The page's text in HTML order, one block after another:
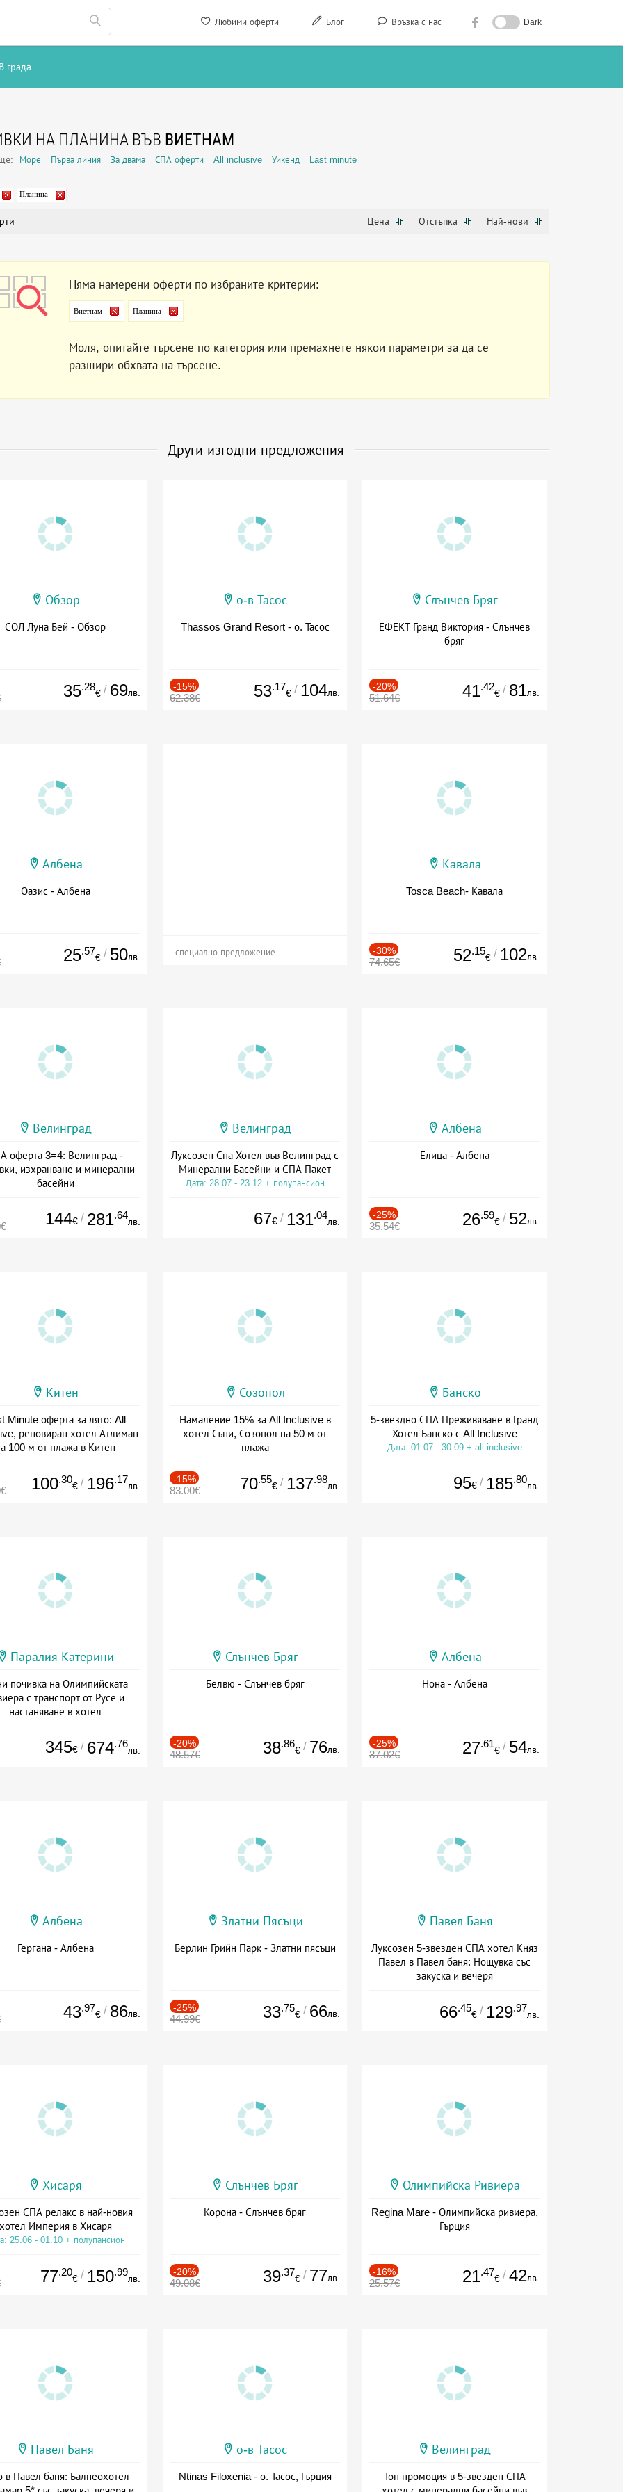
Любими оферти Блог Връзка с нас Dark
В града
НА ПЛАНИНА ВЪВ ВИЕТНАМ
Море Първа линия За двама СПА оферти All inclusive Уикенд Last minute
Планина
Цена Отстъпка Най-нови
Няма намерени оферти по избраните критерии:
Виетнам Планина
Моля, опитайте търсене по категория или премахнете някои параметри за да се
разшири обхвата на търсене.
Други изгодни предложения
Обзор
СОЛ Луна Бей - Обзор
35.28
€ / 69лв.
о-в Тасос
Thassos Grand Resort - о. Тасос
-15%
62.38€ 53.17
€ / 104лв.
Слънчев Бряг
ЕФЕКТ Гранд Виктория - Слънчев
бряг
-20%
51.64€ 41.42
€ / 81лв.
Албена
Оазис - Албена
25.57
€ / 50лв. специално предложение
Кавала
Tosca Beach- Кавала
-30%
74.65€ 52.15
€ / 102лв.
Велинград
оферта 3=4: Велинград -
изхранване и минерални
басейни
144€ / 281.64
лв.
Велинград
Луксозен Спа Хотел във Велинград с
Минерални Басейни и СПА Пакет
Дата: 28.07 - 23.12 + полупансион
67€ / 131.04
лв.
Албена
Елица - Албена
-25%
35.54€ 26.59
€ / 52лв.
Китен
Minute оферта за лято: All
реновиран хотел Атлиман
100 м от плажа в Китен
100.30
€ / 196.17
лв.
Созопол
Намаление 15% за All Inclusive в
хотел Съни, Созопол на 50 м от
плажа
-15%
83.00€ 70.55
€ / 137.98
лв.
Банско
5-звездно СПА Преживяване в Гранд
Хотел Банско с All Inclusive
Дата: 01.07 - 30.09 + all inclusive
95€ / 185.80
лв.
Паралия Катерини
почивка на Олимпийската
с транспорт от Русе и
настаняване в хотел
345€ / 674.76
лв.
Слънчев Бряг
Белвю - Слънчев бряг
-20%
48.57€ 38.86
€ / 76лв.
Албена
Нона - Албена
-25%
37.02€ 27.61
€ / 54лв.
Албена
Гергана - Албена
43.97
€ / 86лв.
Златни Пясъци
Берлин Грийн Парк - Златни пясъци
-25%
44.99€ 33.75
€ / 66лв.
Павел Баня
Луксозен 5-звезден СПА хотел Княз
Павел в Павел баня: Нощувка със
закуска и вечеря
66.45
€ / 129.97
лв.
Хисаря
СПА релакс в най-новия
хотел Империя в Хисаря
25.06 - 01.10 + полупансион
77.20
€ / 150.99
лв.
Слънчев Бряг
Корона - Слънчев бряг
-20%
49.08€ 39.37
€ / 77лв.
Олимпийска Ривиера
Regina Mare - Олимпийска ривиера,
Гърция
-16%
25.57€ 21.47
€ / 42лв.
Павел Баня
в Павел баня: Балнеохотел
о-в Тасос
Ntinas Filoxenia - о. Тасос, Гърция
Велинград
Топ промоция в 5-звезден СПА